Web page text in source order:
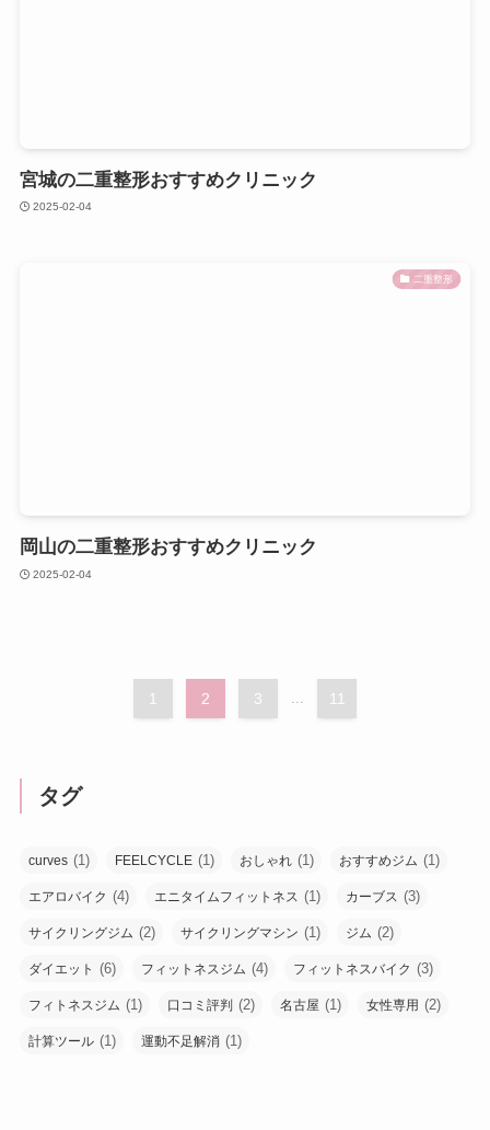
宮城の二重整形おすすめクリニック
2025-02-04
二重整形
岡山の二重整形おすすめクリニック
2025-02-04
1 2 3 ... 11
タグ
curves (1) FEELCYCLE (1) おしゃれ (1) おすすめジム (1)
エアロバイク (4) エニタイムフィットネス (1) カーブス (3)
サイクリングジム (2) サイクリングマシン (1) ジム (2)
ダイエット (6) フィットネスジム (4) フィットネスバイク (3)
フィトネスジム (1) 口コミ評判 (2) 名古屋 (1) 女性専用 (2)
計算ツール (1) 運動不足解消 (1)